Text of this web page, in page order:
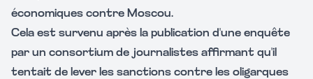
économiques contre Moscou.
Cela est survenu après la publication d'une enquête
par un consortium de journalistes affirmant qu'il
tentait de lever les sanctions contre les oligarques